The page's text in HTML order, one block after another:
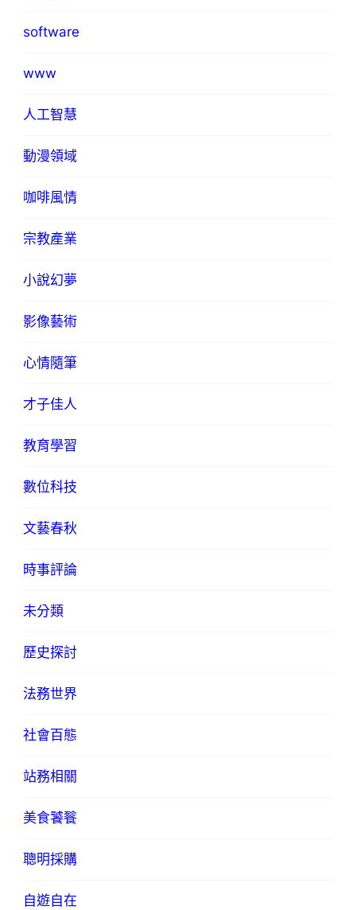
software
www
人工智慧
動漫領域
咖啡風情
宗教產業
小說幻夢
影像藝術
心情隨筆
才子佳人
教育學習
數位科技
文藝春秋
時事評論
未分類
歷史探討
法務世界
社會百態
站務相關
美食饕餮
聰明採購
自遊自在